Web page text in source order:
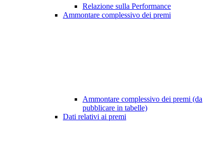
Relazione sulla Performance
Ammontare complessivo dei premi
Ammontare complessivo dei premi (da
pubblicare in tabelle)
Dati relativi ai premi